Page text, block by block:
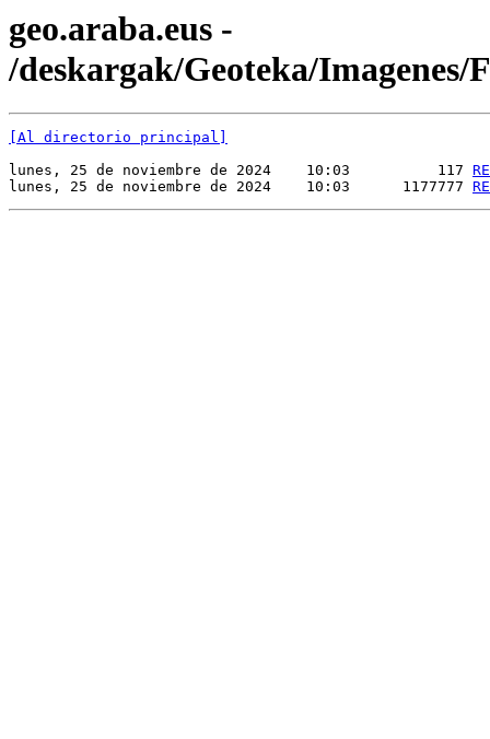
geo.araba.eus -
/deskargak/Geoteka/Imagenes/
[Al directorio principal]
lunes, 25 de noviembre de 2024    10:03          117
lunes, 25 de noviembre de 2024    10:03      1177777